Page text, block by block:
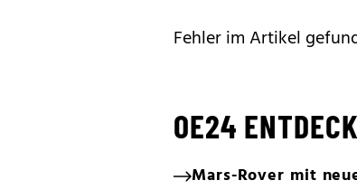
Fehler im Artikel
OE24
Mars-Rover mit